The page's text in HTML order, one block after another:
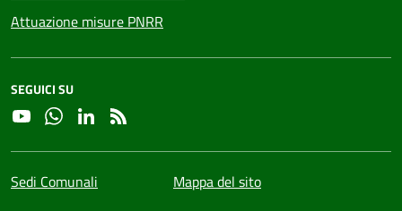
Attuazione misure PNRR
SEGUICI SU
YouTubeWhatsapp
Linkedin
Sedi Comunali Mappa del sito